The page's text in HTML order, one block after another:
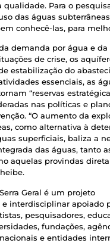
qualidade. Para o
das águas
conhecê-las, para
demanda por água e
de crise, os
estabilização do
essenciais, as
“reservas
nas políticas e
“O aumento da
como alternativa à
superficiais, baliza a
das águas, tanto
aquelas provindas
Geral é um projeto
interdisciplinar apoiado
pesquisadores,
fundações,
e entidades